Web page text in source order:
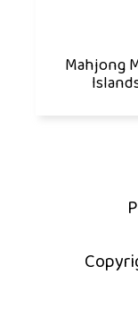
Mahjong